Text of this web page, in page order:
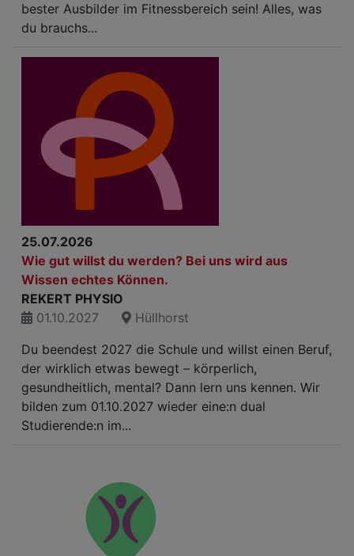
bester Ausbilder im Fitnessbereich sein! Alles, was
du brauchs...
25.07.2026
Wie gut willst du werden? Bei uns wird aus
Wissen echtes Können.
REKERT PHYSIO
01.10.2027
Hüllhorst
Du beendest 2027 die Schule und willst einen Beruf,
der wirklich etwas bewegt – körperlich,
gesundheitlich, mental? Dann lern uns kennen. Wir
bilden zum 01.10.2027 wieder eine:n dual
Studierende:n im...